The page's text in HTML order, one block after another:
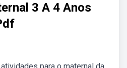
3 A 4 Anos